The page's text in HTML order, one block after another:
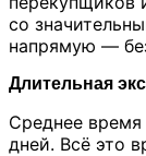
со
напрямую —
Длительная
Среднее
дней. Всё это